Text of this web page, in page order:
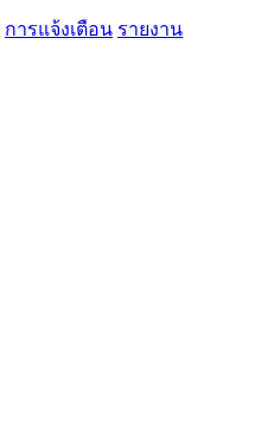
การแจ้งเตือน รายงาน